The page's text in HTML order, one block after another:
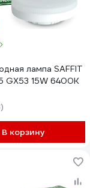
лампа SAFFIT
GX53 15W 6400K
В корзину